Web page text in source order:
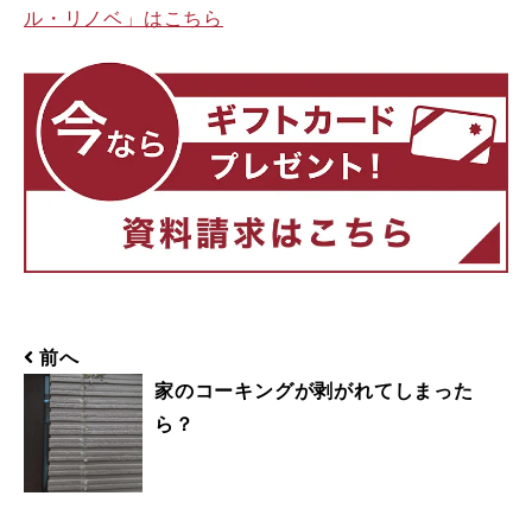
ル・リノベ」はこちら
前へ
家のコーキングが剥がれてしまった
ら？